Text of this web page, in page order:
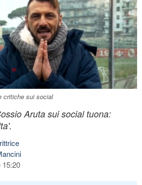
critiche sui social
Aruta sui social tuona:
15:20